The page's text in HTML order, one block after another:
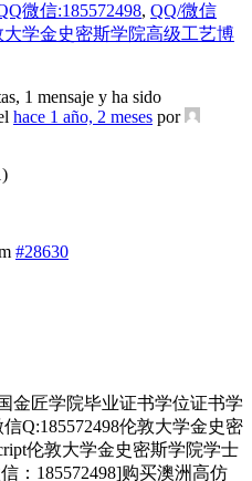
微信:185572498, QQ/微信
大学金史密斯学院高级工艺博
1 mensaje y ha sido
hace 1 año, 2 meses por
#28630
金匠学院毕业证书学位证书学
Q:185572498伦敦大学金史密
伦敦大学金史密斯学院学士
：185572498]购买澳洲高仿